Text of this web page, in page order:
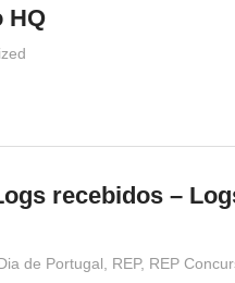
HQ
recebidos –
de Portugal, REP, REP